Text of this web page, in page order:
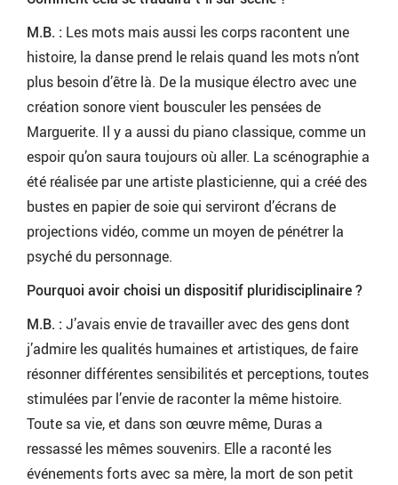
M.B. : Les mots mais aussi les corps racontent une
histoire, la danse prend le relais quand les mots n’ont
plus besoin d’être là. De la musique électro avec une
création sonore vient bousculer les pensées de
Marguerite. Il y a aussi du piano classique, comme un
espoir qu’on saura toujours où aller. La scénographie a
été réalisée par une artiste plasticienne, qui a créé des
bustes en papier de soie qui serviront d’écrans de
projections vidéo, comme un moyen de pénétrer la
psyché du personnage.
Pourquoi avoir choisi un dispositif pluridisciplinaire ?
M.B. : J’avais envie de travailler avec des gens dont
j’admire les qualités humaines et artistiques, de faire
résonner différentes sensibilités et perceptions, toutes
stimulées par l’envie de raconter la même histoire.
Toute sa vie, et dans son œuvre même, Duras a
ressassé les mêmes souvenirs. Elle a raconté les
événements forts avec sa mère, la mort de son petit